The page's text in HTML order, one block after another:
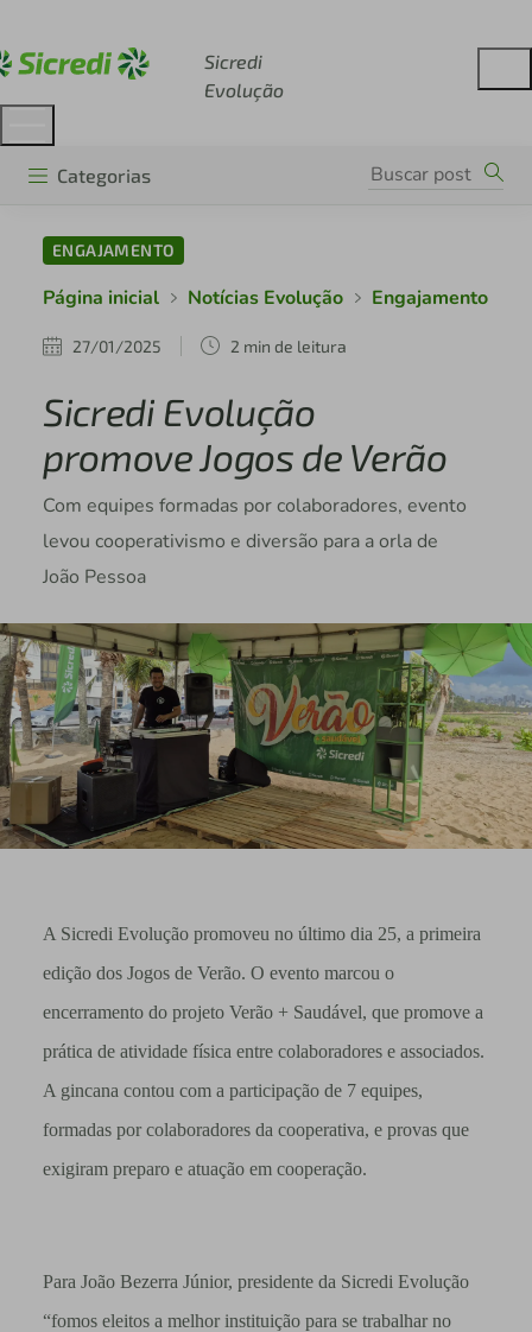
Sicredi
Evolução
Categorias
ENGAJAMENTO
Página inicial Notícias Evolução Engajamento
27/01/2025 2 min de leitura
Sicredi Evolução
promove Jogos de Verão
Com equipes formadas por colaboradores, evento
levou cooperativismo e diversão para a orla de
João Pessoa
A Sicredi Evolução promoveu no último dia 25, a primeira
edição dos Jogos de Verão. O evento marcou o
encerramento do projeto Verão + Saudável, que promove a
prática de atividade física entre colaboradores e associados.
A gincana contou com a participação de 7 equipes,
formadas por colaboradores da cooperativa, e provas que
exigiram preparo e atuação em cooperação.
Para João Bezerra Júnior, presidente da Sicredi Evolução
“fomos eleitos a melhor instituição para se trabalhar no